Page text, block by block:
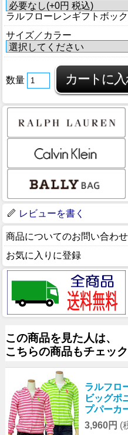
ラルフローレンギフトボック
サイズ／カラー
数量
レビューを書く
商品についてのお問い合わせ
お気に入りに登録
この商品を見た人は、
こちらの商品もチェッ
ラルフロ
ビッグポ
プパーカ
3,960円 (